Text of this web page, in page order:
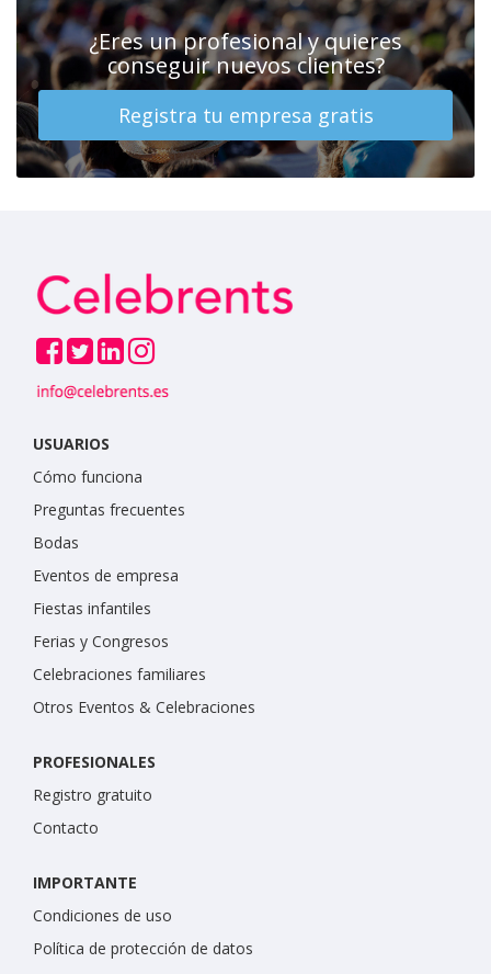
¿Eres un profesional y quieres
conseguir nuevos clientes?
Registra tu empresa gratis
USUARIOS
Cómo funciona
Preguntas frecuentes
Bodas
Eventos de empresa
Fiestas infantiles
Ferias y Congresos
Celebraciones familiares
Otros Eventos & Celebraciones
PROFESIONALES
Registro gratuito
Contacto
IMPORTANTE
Condiciones de uso
Política de protección de datos